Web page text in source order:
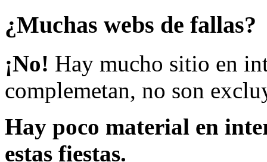
¿Muchas webs de fallas?
¡No! Hay mucho sitio en
complemetan, no son
Hay poco material en
estas fiestas.